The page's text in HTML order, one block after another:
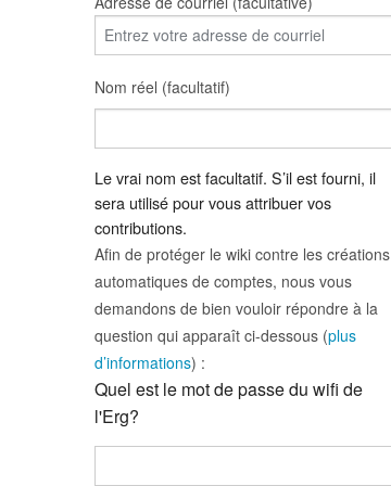
Nom réel (facultatif)
Le vrai nom est facultatif. S’il est fourni, il
sera utilisé pour vous attribuer vos
contributions.
Afin de protéger le wiki contre les créations
automatiques de comptes, nous vous
demandons de bien vouloir répondre à la
question qui apparaît ci-dessous (plus
d’informations) :
Quel est le mot de passe du wifi de
l'Erg?